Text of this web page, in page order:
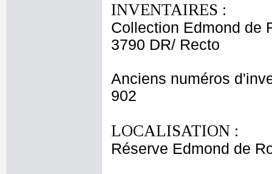
INVENTAIRES :
Collection Edmond de
3790 DR/ Recto
Anciens numéros
902
LOCALISATION :
Réserve Edmond de